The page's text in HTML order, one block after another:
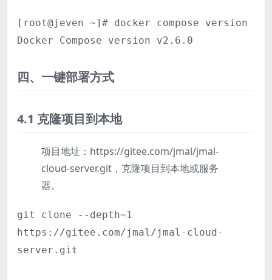
[root@jeven ~]# docker compose version
Docker Compose version v2.6.0
四、一键部署方式
4.1 克隆项目到本地
项目地址：https://gitee.com/jmal/jmal-
cloud-server.git，克隆项目到本地或服务
器。
git clone --depth=1
https://gitee.com/jmal/jmal-cloud-
server.git